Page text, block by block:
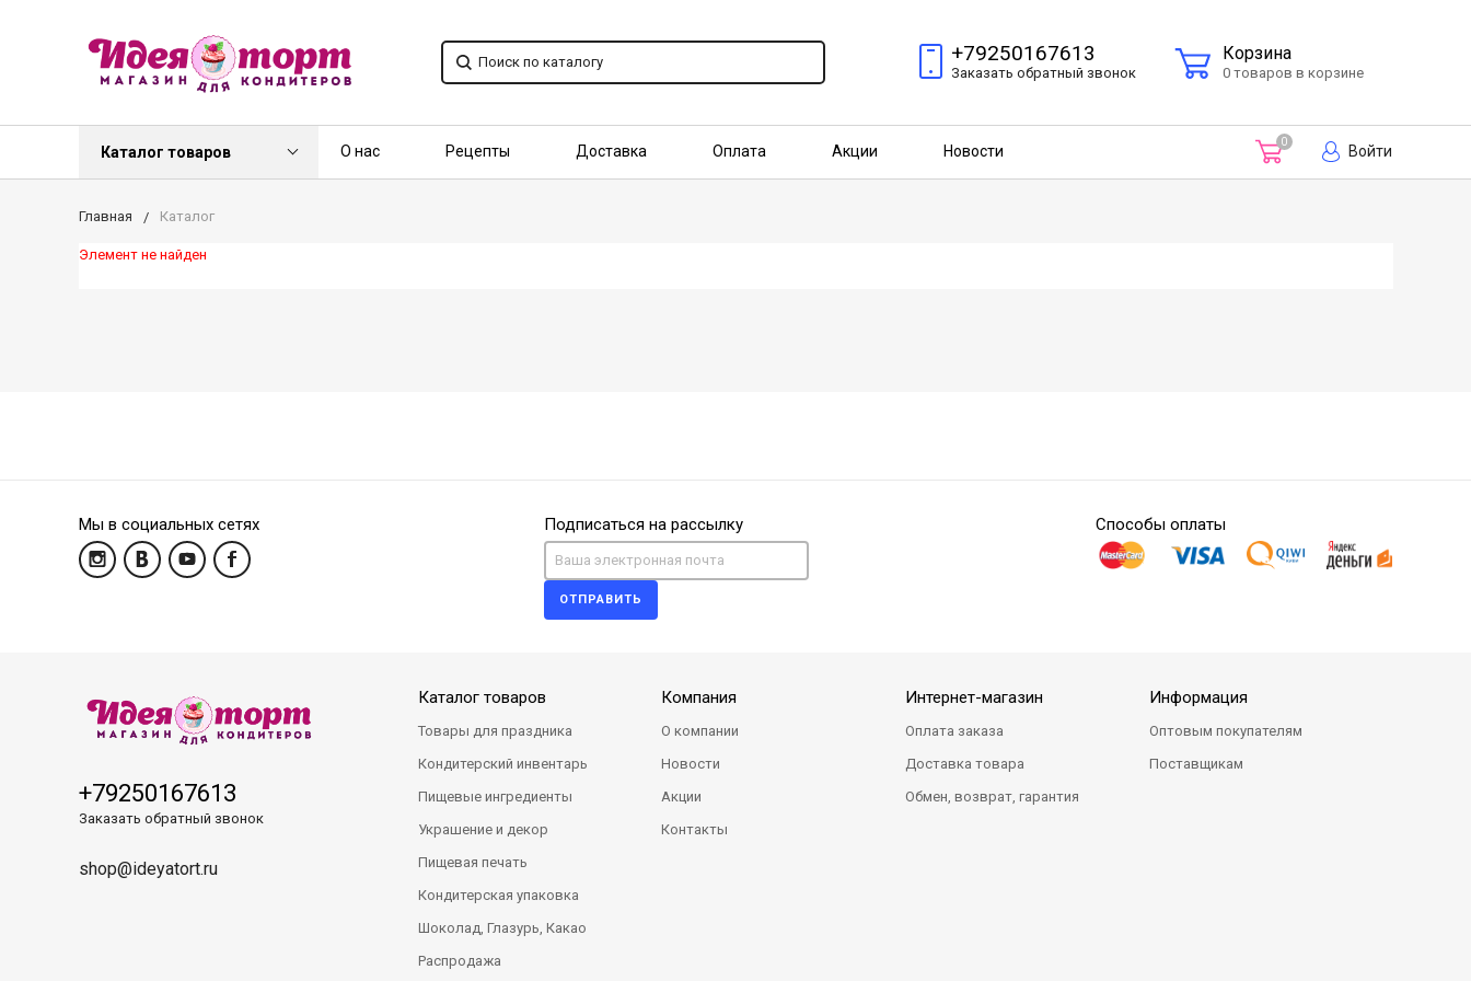
+79250167613
Заказать обратный звонок
Корзина
0 товаров в корзине
Каталог товаров О нас Рецепты Доставка Оплата Акции Новости
0 Войти
Главная Каталог
Элемент не найден
Мы в социальных сетях Подписаться на рассылку
ОТПРАВИТЬ
Способы оплаты
+79250167613
Заказать обратный звонок
shop@ideyatort.ru
Каталог товаров
Товары для праздника
Кондитерский инвентарь
Пищевые ингредиенты
Украшение и декор
Пищевая печать
Кондитерская упаковка
Шоколад, Глазурь, Какао
Распродажа
Компания
О компании
Новости
Акции
Контакты
Интернет-магазин
Оплата заказа
Доставка товара
Обмен, возврат, гарантия
Информация
Оптовым покупателям
Поставщикам